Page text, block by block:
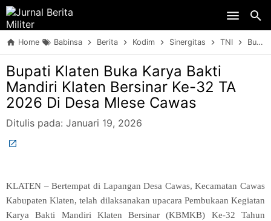
Home Babinsa Berita Kodim Sinergitas TNI Bupati Klaten Buka Karya Bakti Mandiri Klaten Bersinar Ke-32 TA 2026 Di Desa Mlese Cawas
Bupati Klaten Buka Karya Bakti
Mandiri Klaten Bersinar Ke-32 TA
2026 Di Desa Mlese Cawas
Ditulis pada: Januari 19, 2026
KLATEN – Bertempat di Lapangan Desa Cawas, Kecamatan Cawas
Kabupaten Klaten, telah dilaksanakan upacara Pembukaan Kegiatan
Karya Bakti Mandiri Klaten Bersinar (KBMKB) Ke-32 Tahun